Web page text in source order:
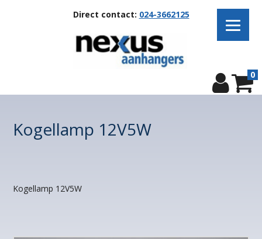
Direct contact: 024-3662125
0
Kogellamp 12V5W
Kogellamp 12V5W